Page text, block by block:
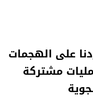
على الهجمات
مشتركة